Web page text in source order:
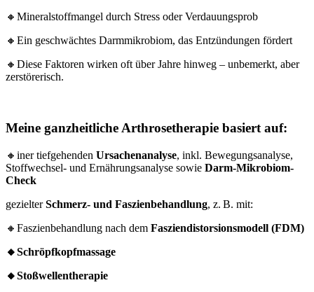
🔸Mineralstoffmangel durch Stress oder Verdauungsprob
🔸Ein geschwächtes Darmmikrobiom, das Entzündungen fördert
🔸Diese Faktoren wirken oft über Jahre hinweg – unbemerkt, aber
zerstörerisch.
Meine ganzheitliche Arthrosetherapie basiert auf:
🔸iner tiefgehenden Ursachenanalyse, inkl. Bewegungsanalyse,
Stoffwechsel- und Ernährungsanalyse sowie Darm-Mikrobiom-
Check
gezielterSchmerz- und Faszienbehandlung, z. B. mit:
🔸Faszienbehandlung nach dem Fasziendistorsionsmodell (FDM)
🔸Schröpfkopfmassage
🔸Stoßwellentherapie